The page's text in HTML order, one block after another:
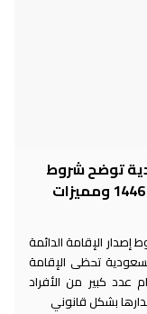
توضح شروط
إصدار الإقامة الدائمة في السعودية 1446 ومميزات
إصدار الإقامة الدائمة
تحظى الإقامة
عدد كبير من الأفراد
بشكل قانوني